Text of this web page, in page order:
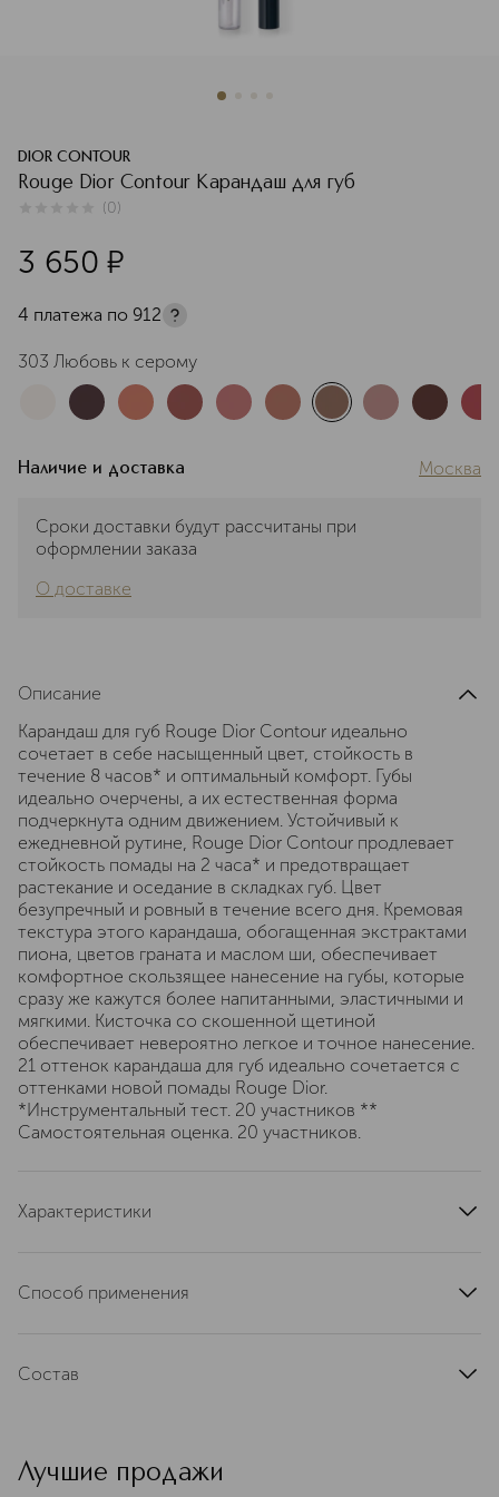
DIOR CONTOUR
Rouge Dior Contour Карандаш для губ
(0)
3 650 ¤
4 платежа по 912
303 Любовь к серому
Наличие и доставка Москва
Сроки доставки будут рассчитаны при
оформлении заказа
О доставке
Описание
Карандаш для губ Rouge Dior Contour идеально
сочетает в себе насыщенный цвет, стойкость в
течение 8 часов* и оптимальный комфорт. Губы
идеально очерчены, а их естественная форма
подчеркнута одним движением. Устойчивый к
ежедневной рутине, Rouge Dior Contour продлевает
стойкость помады на 2 часа* и предотвращает
растекание и оседание в складках губ. Цвет
безупречный и ровный в течение всего дня. Кремовая
текстура этого карандаша, обогащенная экстрактами
пиона, цветов граната и маслом ши, обеспечивает
комфортное скользящее нанесение на губы, которые
сразу же кажутся более напитанными, эластичными и
мягкими. Кисточка со скошенной щетиной
обеспечивает невероятно легкое и точное нанесение.
21 оттенок карандаша для губ идеально сочетается с
оттенками новой помады Rouge Dior.
*Инструментальный тест. 20 участников **
Самостоятельная оценка. 20 участников.
Характеристики
тип кожи
текстура
кремовая
Способ применения
Состав
TRIMETHYLSILOXYSILICATE • SUCROSE TETRASTEARATE
TRIACETATE • ISOAMYL LAURATE • SILICA •
Лучшие продажи